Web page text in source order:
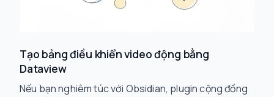
Tạo bảng điều khiển video động bằng
Dataview
Nếu bạn nghiêm túc với Obsidian, plugin cộng đồng